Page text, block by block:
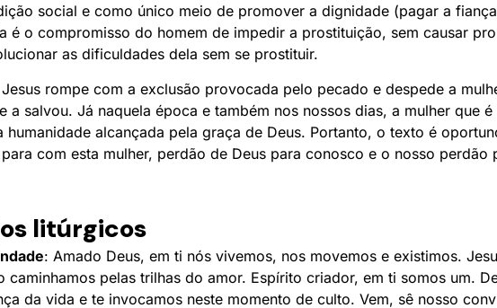
social e como único meio de promover a dignidade (pagar a
é o compromisso do homem de impedir a prostituição, sem causar
as dificuldades dela sem se prostituir.
rompe com a exclusão provocada pelo pecado e despede a
a salvou. Já naquela época e também nos nossos dias, a mulher que
humanidade alcançada pela graça de Deus. Portanto, o texto é
com esta mulher, perdão de Deus para conosco e o nosso perdão
litúrgicos
: Amado Deus, em ti nós vivemos, nos movemos e existimos.
caminhamos pelas trilhas do amor. Espírito criador, em ti somos um.
da vida e te invocamos neste momento de culto. Vem, sê nosso